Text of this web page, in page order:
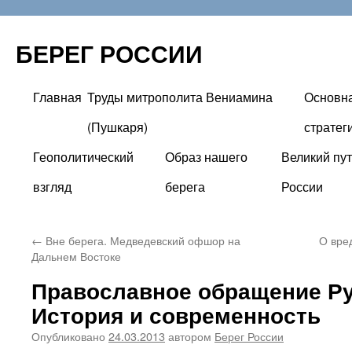
БЕРЕГ РОССИИ
Перейти
содержимому
Главная Труды митрополита Вениамина
(Пушкаря)
Геополитический
взгляд
Образ нашего
берега
Великий
России
← Вне берега. Медведевский офшор на
Дальнем Востоке
О
Православное обращение
История и современность
Опубликовано 24.03.2013 автором Берег России